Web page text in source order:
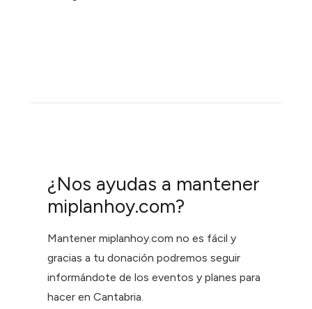
¿Nos ayudas a mantener
miplanhoy.com?
Mantener miplanhoy.com no es fácil y
gracias a tu donación podremos seguir
informándote de los eventos y planes para
hacer en Cantabria.